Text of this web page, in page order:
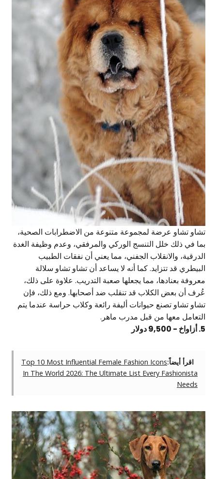
تشاو تشاو عرضة لمجموعة متنوعة من الاضطرابات الصحية،
بما في ذلك خلل التنسج الوركي والمرفقي، وعدم وظيفة الغدة
الدرقية، والانقلاب الجفني، مما يعني أن نفقات الطبيب
البيطري قد تتزايد. كما أنه لا يساعد أن تشاو تشاو سلالة
معروفة بعنادها، مما يجعلها صعبة التدريب. علاوة على ذلك،
عُرف أن بعض الكلاب قد تنقلب ضد أصحابها. ومع ذلك، فإن
تشاو تشاو تصنع حيوانات أليفة رائعة وكلاب حراسة عندما يتم
التعامل معها من قبل مدرب ماهر.
5. أزاواخ - 9,500 دولار
اقرأ أيضاً:Top 10 Most Influential Female Fashion Icons
In The World 2026: The Ultimate List Every Fashionista
Needs